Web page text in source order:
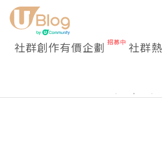
社群創作有價企劃 社群